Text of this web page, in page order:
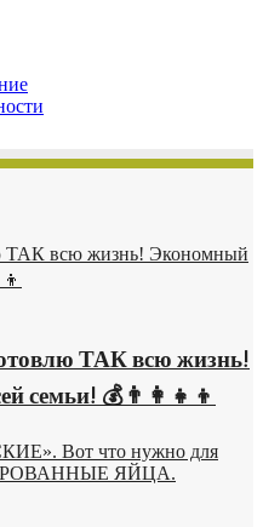
ТАК всю жизнь! Экономный
ТАК всю жизнь!
семьи! 💰👨👩👧👦
Вот что нужно для
ЯЙЦА.